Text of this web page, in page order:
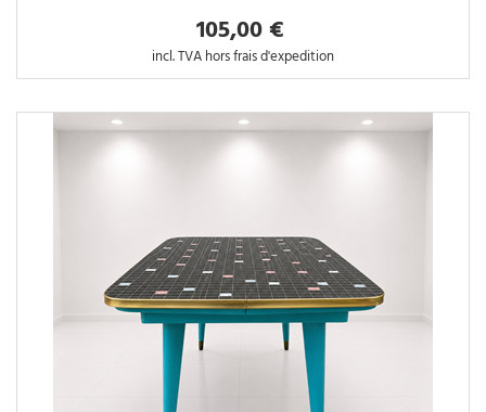
105,00 €
incl. TVA hors frais d'expedition